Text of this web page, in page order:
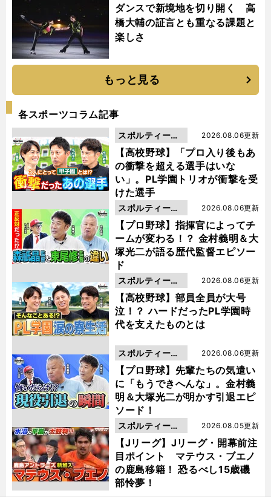
ダンスで新境地を切り開く 高
橋大輔の証言とも重なる課題と
楽しさ
もっと見る
各スポーツコラム記事
【高校野球】「プロ入り後もあ
の衝撃を超える選手はいな
い」。PL学園トリオが衝撃を受
けた選手
2026.08.06更新
スポルティーバ
動画
【プロ野球】指揮官によってチ
ームが変わる！？ 金村義明＆大
塚光二が語る歴代監督エピソー
ド
2026.08.06更新
スポルティーバ
動画
【高校野球】部員全員が大号
泣！？ ハードだったPL学園時
代を支えたものとは
2026.08.06更新
スポルティーバ
動画
【プロ野球】先輩たちの気遣い
に「もうできへんな」。金村義
明＆大塚光二が明かす引退エピ
ソード！
2026.08.06更新
スポルティーバ
動画
【Jリーグ】Jリーグ・開幕前注
目ポイント マテウス・ブエノ
の鹿島移籍！ 恐るべし15歳磯
部怜夢！
2026.08.05更新
スポルティーバ
動画